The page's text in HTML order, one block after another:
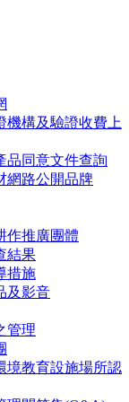
機構及驗證收費上
品同意文件查詢
網路公開品牌
作推廣團體
結果
措施
及影音
管理
境教育設施場所認